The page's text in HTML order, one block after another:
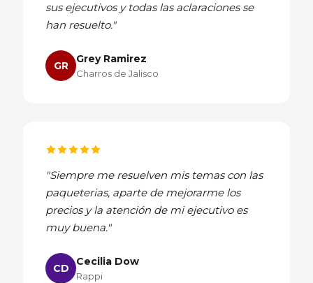
sus ejecutivos y todas las aclaraciones se
han resuelto."
GR
Grey Ramirez
Charros de Jalisco
"Siempre me resuelven mis temas con las
paqueterias, aparte de mejorarme los
precios y la atención de mi ejecutivo es
muy buena."
CD
Cecilia Dow
Rappi